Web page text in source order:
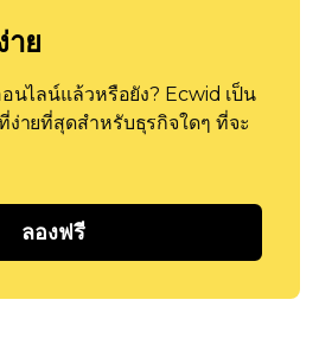
าย
นไลน์แล้วหรือยัง? Ecwid เป็น
ายที่สุดสำหรับธุรกิจใดๆ ที่จะ
ลองฟรี